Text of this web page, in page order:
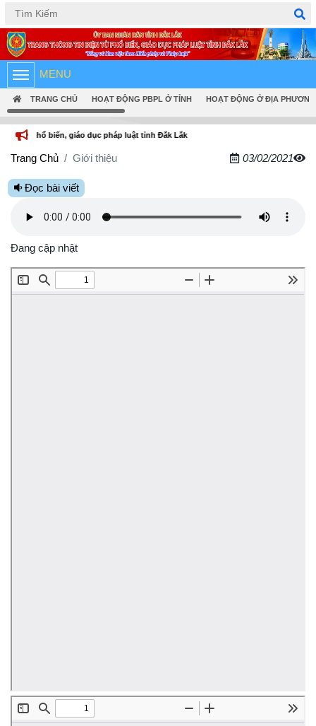
Tiếng Việt English
MENU
TRANG CHỦ HOẠT ĐỘNG PBPL Ở TỈNH HOẠT ĐỘNG Ở ĐỊA PHƯƠNG
giáo dục pháp luật tỉnh Đắk Lắk
Trang Chủ Giới thiệu 03/02/2021
Đọc bài viết
Đang cập nhật